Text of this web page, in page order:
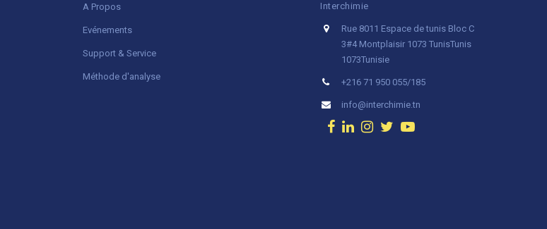
A Propos
Evénements
Support & Service
Méthode d'analyse
Interchimie
Rue 8011 Espace de tunis Bloc C
3#4 Montplaisir 1073 TunisTunis
1073Tunisie
+216 71 950 055/185
info@interchimie.tn